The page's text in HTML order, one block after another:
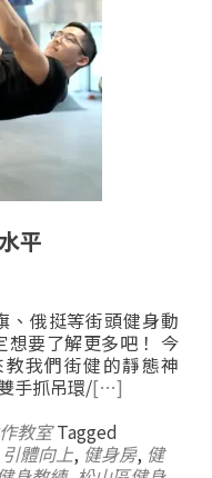
平
、俄挺等街頭健身動
想要了解更多吧！ 今
我們街健的靜態神
手抓吊環/[…]
教室 Tagged
引體向上, 健身房, 健